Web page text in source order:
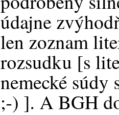
údajne
len zoznam
rozsudku [s
nemecké súdy
;-) ]. A BGH